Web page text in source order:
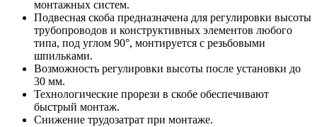
монтажных систем.
Подвесная скоба предназначена для регулировки высоты
трубопроводов и конструктивных элементов любого
типа, под углом 90°, монтируется с резьбовыми
шпильками.
Возможность регулировки высоты после установки до
30 мм.
Технологические прорези в скобе обеспечивают
быстрый монтаж.
Снижение трудозатрат при монтаже.